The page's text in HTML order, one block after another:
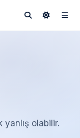
yanlış olabilir.